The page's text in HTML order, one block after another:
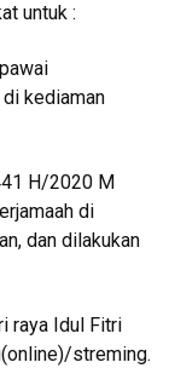
untuk :
di kediaman
H/2020 M
di
dan dilakukan
raya Idul Fitri
streming.